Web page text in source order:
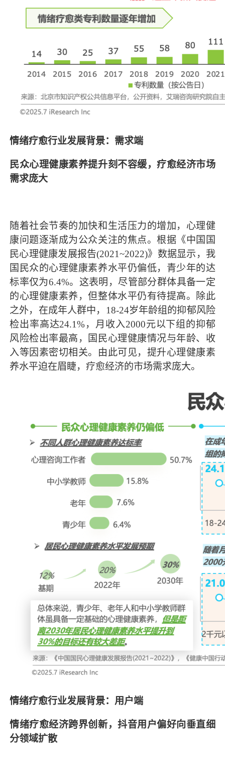
情绪疗愈行业发展背景：需求端
民众心理健康素养提升刻不容缓，疗愈经济市场
需求庞大
随着社会节奏的加快和生活压力的增加，心理健
康问题逐渐成为公众关注的焦点。根据《中国国
民心理健康发展报告(2021~2022)》数据显示，我
国民众的心理健康素养水平仍偏低，青少年的达
标率仅为6.4%。这表明，尽管部分群体具备一定
的心理健康素养，但整体水平仍有待提高。除此
之外，在成年人群中，18-24岁年龄组的抑郁风险
检出率高达24.1%，月收入2000元以下组的抑郁
风险检出率最高，国民心理健康情况与年龄、收
入等因素密切相关。由此可见，提升心理健康素
养水平迫在眉睫，疗愈经济的市场需求庞大。
情绪疗愈行业发展背景：用户端
情绪疗愈经济跨界创新，抖音用户偏好向垂直细
分领域扩散